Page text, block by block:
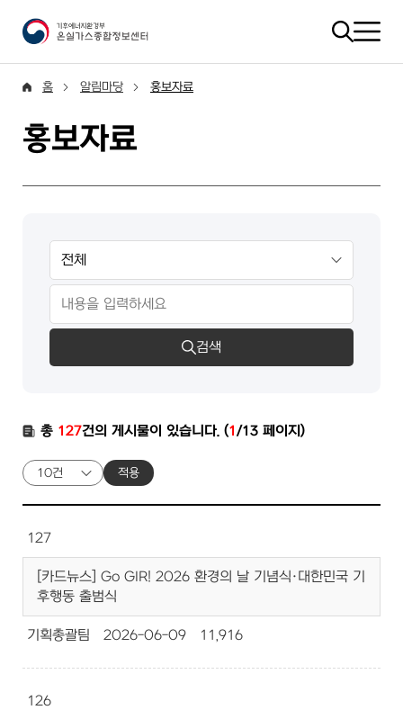
홈 알림마당 홍보자료
홍보자료
검색
총 127건의 게시물이 있습니다. (1/13 페이지)
적용
127
[카드뉴스] Go GIR! 2026 환경의 날 기념식·대한민국 기
후행동 출범식
기획총괄팀 2026-06-09 11,916
126